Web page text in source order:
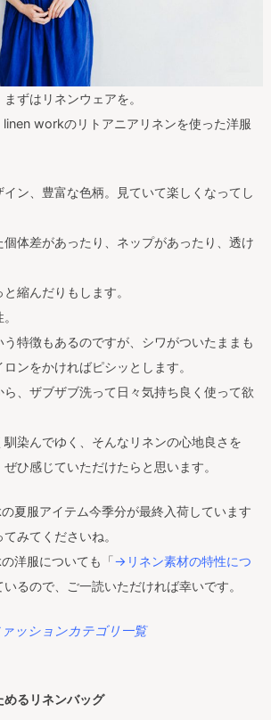
ずはリネンウェアを。
workのリトアニアリネンを使った洋服
ン、豊富な色柄。見ていて楽しくなってし
個体差があったり、ネップがあったり、透け
縮んだりもします。
特徴もあるのですが、シワがついたままも
ンをかければピシッとします。
、ザブザブ洗って日々気持ち良く使って欲
染んでゆく、そんなリネンの心地良さを
ひ感じていただけたらと思います。
夏服アイテム今季分が最終入荷しています
みてくださいね。
洋服についても「→リネン素材の特性につ
いるので、ご一読いただければ幸いです。
ッションカテゴリ一覧
るリネンバッグ